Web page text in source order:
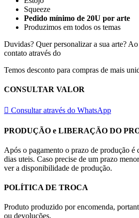
Squeeze
Pedido mínimo de 20U por arte
Produzimos em todos os temas
Duvidas? Quer personalizar a sua arte?
contato através do
Temos desconto para compras de mais
CONSULTAR VALOR
Consultar através do WhatsApp
PRODUÇÃO e LIBERAÇÃO DO
Após o pagamento o prazo de produção é
dias uteis. Caso precise de um prazo
ver a disponibilidade de produção.
POLÍTICA DE TROCA
Produto produzido por encomenda,
ou devoluções.